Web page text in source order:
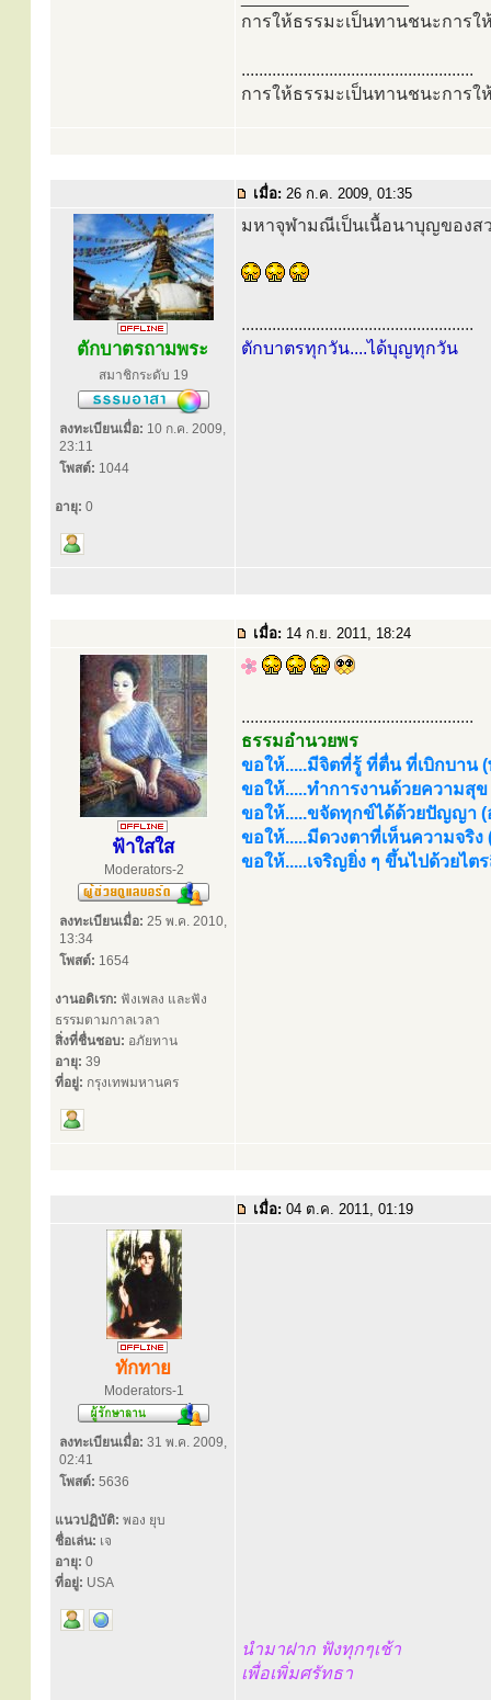
การให้ธรรมะเป็นทานชนะการใ
.....................................................
การให้ธรรมะเป็นทานชนะการใ
เมื่อ: 26 ก.ค. 2009, 01:35
ตักบาตรถามพระ
สมาชิกระดับ 19
ลงทะเบียนเมื่อ: 10 ก.ค. 2009,
23:11
โพสต์: 1044
อายุ: 0
มหาจุฬามณีเป็นเนื้อนาบุญของส
.....................................................
ตักบาตรทุกวัน....ได้บุญทุกวัน
เมื่อ: 14 ก.ย. 2011, 18:24
ฟ้าใสใส
Moderators-2
ลงทะเบียนเมื่อ: 25 พ.ค. 2010,
13:34
โพสต์: 1654
งานอดิเรก: ฟังเพลง และฟัง
ธรรมตามกาลเวลา
สิ่งที่ชื่นชอบ: อภัยทาน
อายุ: 39
ที่อยู่: กรุงเทพมหานคร
.....................................................
ธรรมอำนวยพร
ขอให้.....มีจิตที่รู้ ที่ตื่น ที่เบิกบาน
ขอให้.....ทำการงานด้วยความสุ
ขอให้.....ขจัดทุกข์ได้ด้วยปัญญา (
ขอให้.....มีดวงตาที่เห็นความจริ
ขอให้.....เจริญยิ่ง ๆ ขึ้นไปด้วยไ
เมื่อ: 04 ต.ค. 2011, 01:19
ทักทาย
Moderators-1
ลงทะเบียนเมื่อ: 31 พ.ค. 2009,
02:41
โพสต์: 5636
แนวปฏิบัติ: พอง ยุบ
ชื่อเล่น: เจ
อายุ: 0
ที่อยู่: USA
นำมาฝาก ฟังทุกๆเช้า
เพื่อเพิ่มศรัทธา